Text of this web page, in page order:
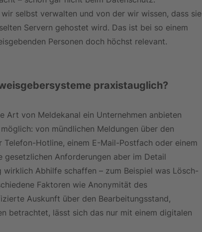
selbst verwalten und von der wir wissen, dass sie
Servern gehostet wird. Das ist bei so einem
Personen doch höchst relevant.
praxistauglich?
Art von Meldekanal ein Unternehmen anbieten
von mündlichen Meldungen über den
Hotline, einem E-Mail-Postfach oder einem
gesetzlichen Anforderungen aber im Detail
Abhilfe schaffen – zum Beispiel was Lösch-
Faktoren wie Anonymität des
Auskunft über den Bearbeitungsstand,
betrachtet, lässt sich das nur mit einem digitalen